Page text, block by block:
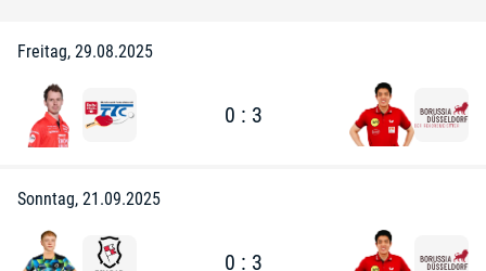
Freitag, 29.08.2025
0 : 3
Sonntag, 21.09.2025
0 : 3